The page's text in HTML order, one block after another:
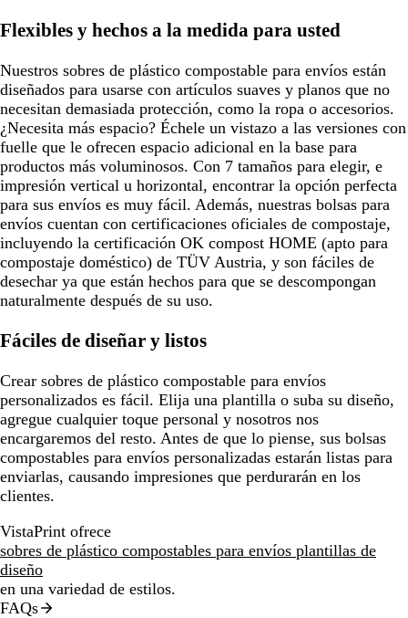
Flexibles y hechos a la medida para usted
Nuestros sobres de plástico compostable para envíos están
diseñados para usarse con artículos suaves y planos que no
necesitan demasiada protección, como la ropa o accesorios.
¿Necesita más espacio? Échele un vistazo a las versiones con
fuelle que le ofrecen espacio adicional en la base para
productos más voluminosos. Con 7 tamaños para elegir, e
impresión vertical u horizontal, encontrar la opción perfecta
para sus envíos es muy fácil. Además, nuestras bolsas para
envíos cuentan con certificaciones oficiales de compostaje,
incluyendo la certificación OK compost HOME (apto para
compostaje doméstico) de TÜV Austria, y son fáciles de
desechar ya que están hechos para que se descompongan
naturalmente después de su uso.
Fáciles de diseñar y listos
Crear sobres de plástico compostable para envíos
personalizados es fácil. Elija una plantilla o suba su diseño,
agregue cualquier toque personal y nosotros nos
encargaremos del resto. Antes de que lo piense, sus bolsas
compostables para envíos personalizadas estarán listas para
enviarlas, causando impresiones que perdurarán en los
clientes.
VistaPrint ofrece
sobres de plástico compostables para envíos plantillas de
diseño
en una variedad de estilos.
FAQs